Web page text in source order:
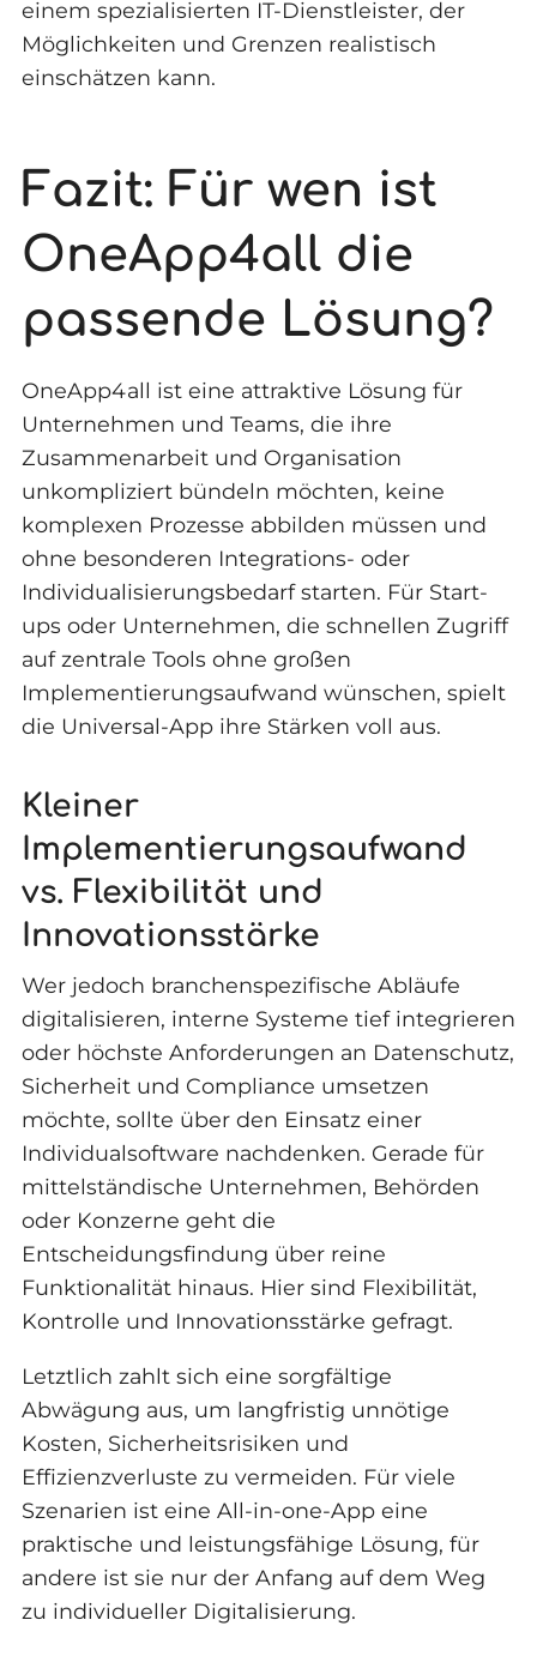
einem spezialisierten IT-Dienstleister, der
Möglichkeiten und Grenzen realistisch
einschätzen kann.
Fazit: Für wen ist
OneApp4all die
passende Lösung?
OneApp4all ist eine attraktive Lösung für
Unternehmen und Teams, die ihre
Zusammenarbeit und Organisation
unkompliziert bündeln möchten, keine
komplexen Prozesse abbilden müssen und
ohne besonderen Integrations- oder
Individualisierungsbedarf starten. Für Start-
ups oder Unternehmen, die schnellen Zugriff
auf zentrale Tools ohne großen
Implementierungsaufwand wünschen, spielt
die Universal-App ihre Stärken voll aus.
Kleiner
Implementierungsaufwand
vs. Flexibilität und
Innovationsstärke
Wer jedoch branchenspezifische Abläufe
digitalisieren, interne Systeme tief integrieren
oder höchste Anforderungen an Datenschutz,
Sicherheit und Compliance umsetzen
möchte, sollte über den Einsatz einer
Individualsoftware nachdenken. Gerade für
mittelständische Unternehmen, Behörden
oder Konzerne geht die
Entscheidungsfindung über reine
Funktionalität hinaus. Hier sind Flexibilität,
Kontrolle und Innovationsstärke gefragt.
Letztlich zahlt sich eine sorgfältige
Abwägung aus, um langfristig unnötige
Kosten, Sicherheitsrisiken und
Effizienzverluste zu vermeiden. Für viele
Szenarien ist eine All-in-one-App eine
praktische und leistungsfähige Lösung, für
andere ist sie nur der Anfang auf dem Weg
zu individueller Digitalisierung.